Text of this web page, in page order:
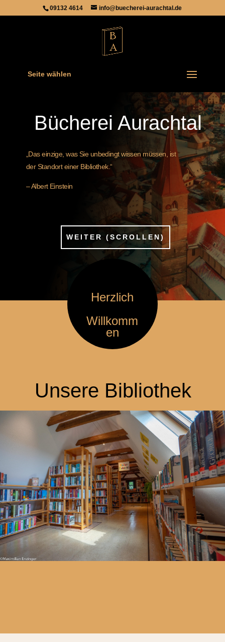
09132 4614 info@buecherei-aurachtal.de
Seite wählen
Bücherei Aurachtal
„Das einzige, was Sie unbedingt wissen müssen, ist
der Standort einer Bibliothek.“
– Albert Einstein
WEITER (SCROLLEN)
Herzlich
Willkomm
en
Unsere Bibliothek